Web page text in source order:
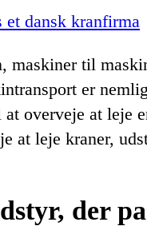
maskiner til
er
at overveje at leje
at leje kraner,
der